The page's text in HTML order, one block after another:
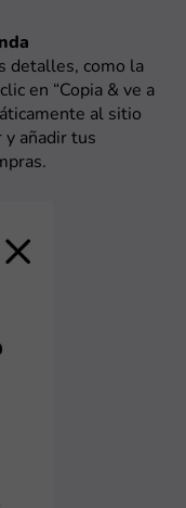
detalles, como la
en “Copia & ve a
al sitio
y añadir tus